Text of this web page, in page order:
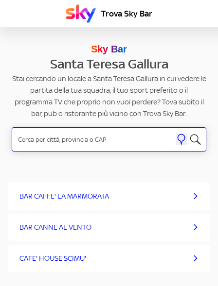
Trova Sky Bar
Sky Bar
Santa Teresa Gallura
Stai cercando un locale a Santa Teresa Gallura in cui vedere le
partita della tua squadra, il tuo sport preferito o il
programma TV che proprio non vuoi perdere? Tova subito il
bar, pub o ristorante più vicino con Trova Sky Bar.
BAR CAFFE' LA MARMORATA
BAR CANNE AL VENTO
CAFE' HOUSE SCIMU'